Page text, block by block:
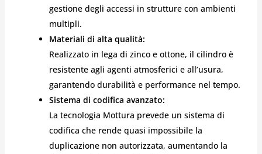
gestione degli accessi in strutture con ambienti
multipli.
Materiali di alta qualità:
Realizzato in lega di zinco e ottone, il cilindro è
resistente agli agenti atmosferici e all’usura,
garantendo durabilità e performance nel tempo.
Sistema di codifica avanzato:
La tecnologia Mottura prevede un sistema di
codifica che rende quasi impossibile la
duplicazione non autorizzata, aumentando la